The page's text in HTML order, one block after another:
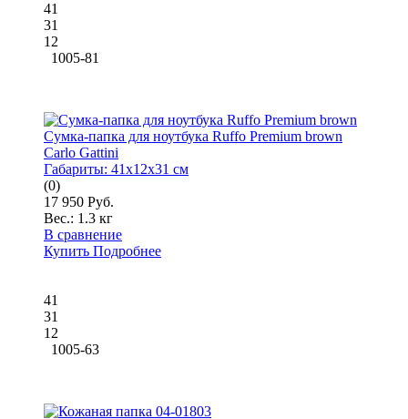
41
31
12
1005-81
Сумка-папка для ноутбука Ruffo Premium brown
Carlo Gattini
Габариты: 41x12x31 см
(0)
17 950 Руб.
Вес.: 1.3 кг
В сравнение
Купить Подробнее
41
31
12
1005-63